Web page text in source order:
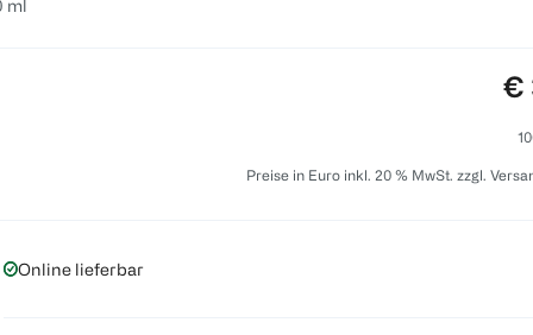
ml
€
Preise in Euro inkl. 20 % MwSt. zzgl.
Online lieferbar